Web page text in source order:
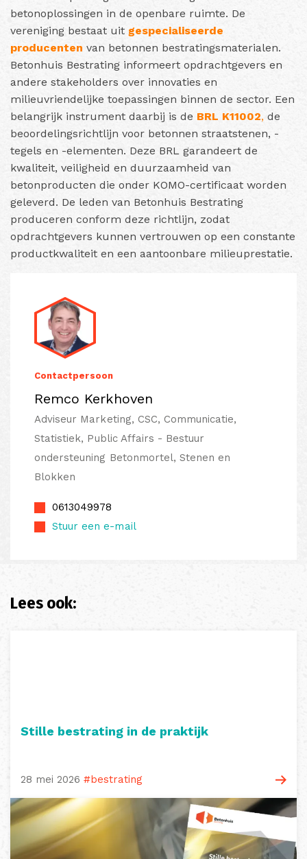
betonoplossingen in de openbare ruimte. De
vereniging bestaat uit gespecialiseerde
producenten van betonnen bestratingsmaterialen.
Betonhuis Bestrating informeert opdrachtgevers en
andere stakeholders over innovaties en
milieuvriendelijke toepassingen binnen de sector. Een
belangrijk instrument daarbij is de BRL K11002, de
beoordelingsrichtlijn voor betonnen straatstenen, -
tegels en -elementen. Deze BRL garandeert de
kwaliteit, veiligheid en duurzaamheid van
betonproducten die onder KOMO-certificaat worden
geleverd. De leden van Betonhuis Bestrating
produceren conform deze richtlijn, zodat
opdrachtgevers kunnen vertrouwen op een constante
productkwaliteit en een aantoonbare milieuprestatie.
Contactpersoon
Remco Kerkhoven
Adviseur Marketing, CSC, Communicatie,
Statistiek, Public Affairs - Bestuur
ondersteuning Betonmortel, Stenen en
Blokken
0613049978
Stuur een e-mail
Lees ook:
Stille bestrating in de praktijk
28 mei 2026 #bestrating